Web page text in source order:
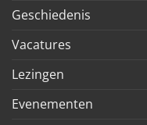
Geschiedenis
Vacatures
Lezingen
Evenementen